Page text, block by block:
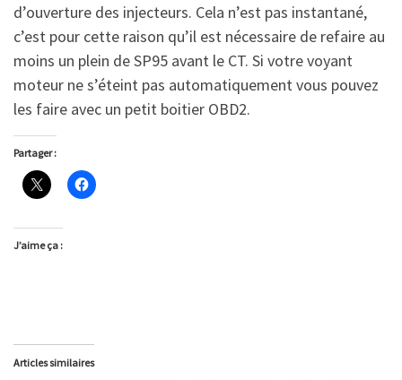
d’ouverture des injecteurs. Cela n’est pas instantané,
c’est pour cette raison qu’il est nécessaire de refaire au
moins un plein de SP95 avant le CT. Si votre voyant
moteur ne s’éteint pas automatiquement vous pouvez
les faire avec un petit boitier OBD2.
Partager :
J’aime ça :
Articles similaires